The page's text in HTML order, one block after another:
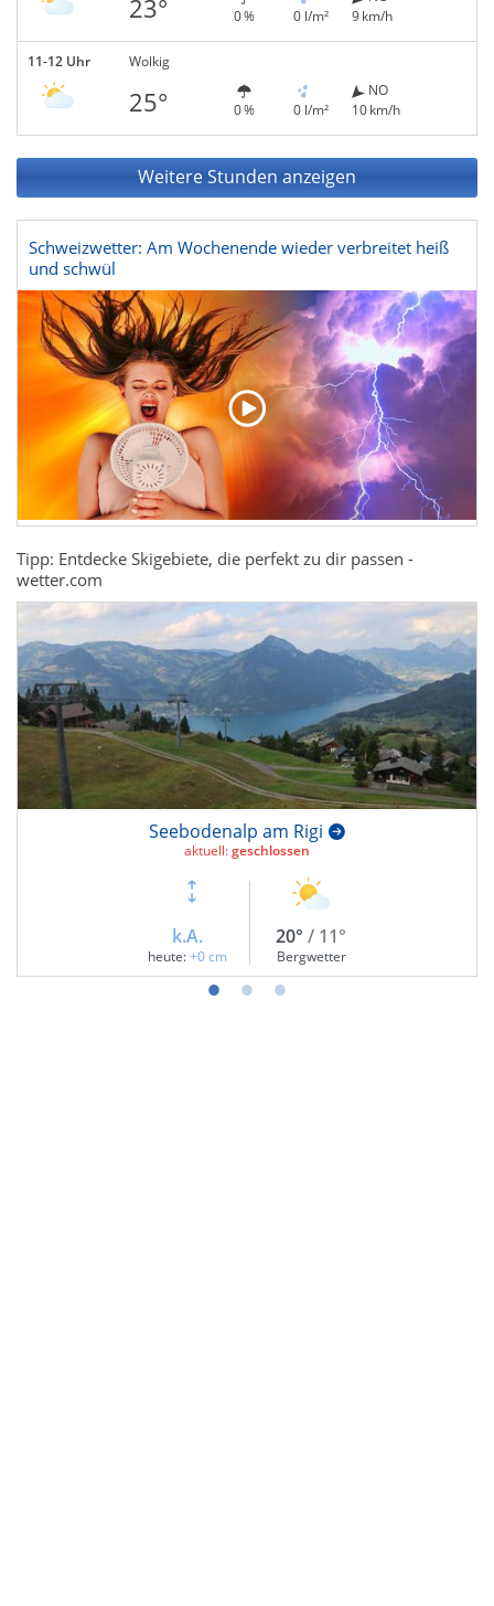
23° 0 % 0 l/m²
9 km/h
11-12 Uhr Wolkig
25° 0 % 0 l/m²
NO
10 km/h
Weitere Stunden anzeigen
Schweizwetter: Am Wochenende wieder verbreitet heiß
und schwül
Tipp: Entdecke Skigebiete, die perfekt zu dir passen -
wetter.com
Seebodenalp am Rigi
aktuell:geschlossen
k.A.
heute:+0 cm
20° / 11°
Bergwetter